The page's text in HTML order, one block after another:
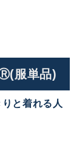
服単品)
と着れる人